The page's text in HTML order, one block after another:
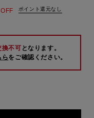
ポイント還元なし
換不可 となります。
らをご確認ください。